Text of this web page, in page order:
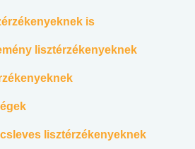
is
lisztérzékenyeknek
lisztérzékenyeknek